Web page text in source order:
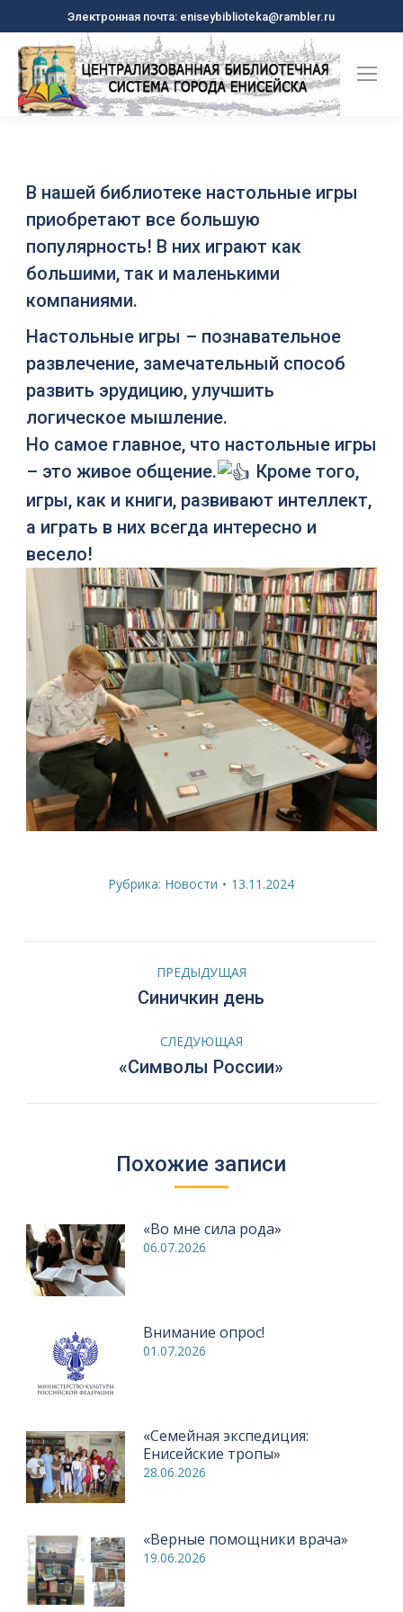
Электронная почта: eniseybiblioteka@rambler.ru
В нашей библиотеке настольные игры
приобретают все большую
популярность! В них играют как
большими, так и маленькими
компаниями.
Настольные игры – познавательное
развлечение, замечательный способ
развить эрудицию, улучшить
логическое мышление.
Но самое главное, что настольные игры
– это живое общение.
Кроме того,
игры, как и книги, развивают интеллект,
а играть в них всегда интересно и
весело!
Рубрика: Новости 13.11.2024
НавигацияПРЕДЫДУЩАЯ
Предыдущая
Синичкин день
СЛЕДУЮЩАЯ
Следующая
«Символы России»
Похожие записи
«Во мне сила рода»
06.07.2026
Внимание опрос!
01.07.2026
«Семейная экспедиция:
Енисейские тропы»
28.06.2026
«Верные помощники врача»
19.06.2026